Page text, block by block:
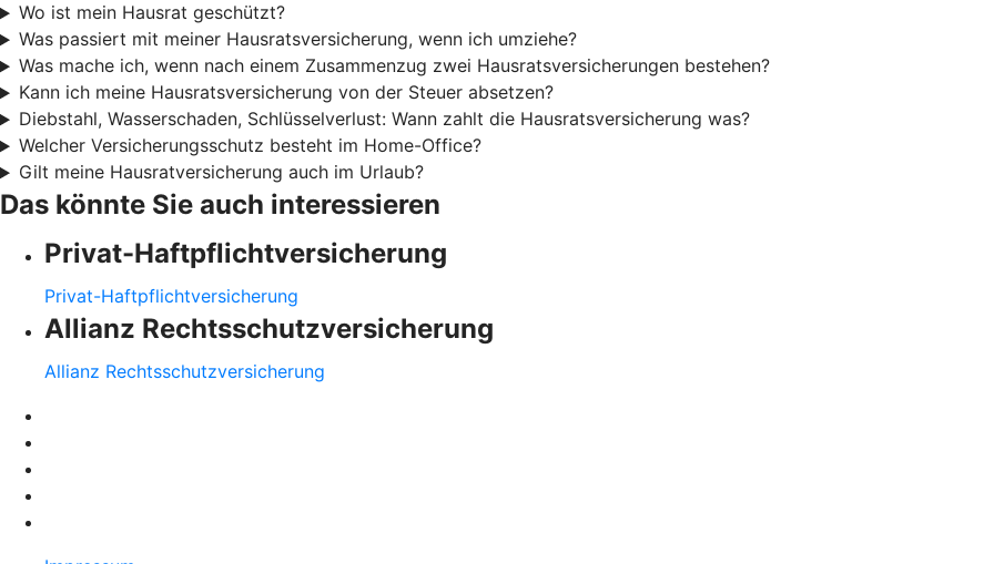
Wo ist mein Hausrat geschützt?
Was passiert mit meiner Hausratsversicherung, wenn ich umziehe?
Was mache ich, wenn nach einem Zusammenzug zwei Hausratsversicherungen bestehen?
Kann ich meine Hausratsversicherung von der Steuer absetzen?
Diebstahl, Wasserschaden, Schlüsselverlust: Wann zahlt die Hausratsversicherung was?
Welcher Versicherungsschutz besteht im Home-Office?
Gilt meine Hausratversicherung auch im Urlaub?
Das könnte Sie auch interessieren
Privat-Haftpflichtversicherung
Privat-Haftpflichtversicherung
Allianz Rechtsschutzversicherung
Allianz Rechtsschutzversicherung